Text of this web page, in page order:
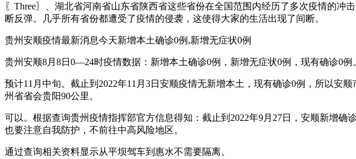
〖Three〗、湖北省河南省山东省陕西省这些省份在全国范围内经历了多次疫情的
断反弹。几乎所有省份都遭受了疫情的侵袭，这使得大家的生活出现了间断。
贵州安顺疫情最新消息今天新增本土确诊0例,新增无症状0例
贵州安顺8月8日0—24时疫情数据：新增本土确诊0例，新增无症状0例，现有确诊0例
预计11月中旬。截止到2022年11月3日安顺疫情无新增本土，现有确诊0例，所以安
州省省会贵阳90公里。
可以。根据查询贵州疫情指挥部官方信息得知：截止到2022年9月27日，安顺新增
也要注意自我防护，不前往中高风险地区。
通过查询相关资料显示从平坝驾车到惠水不需要隔离。